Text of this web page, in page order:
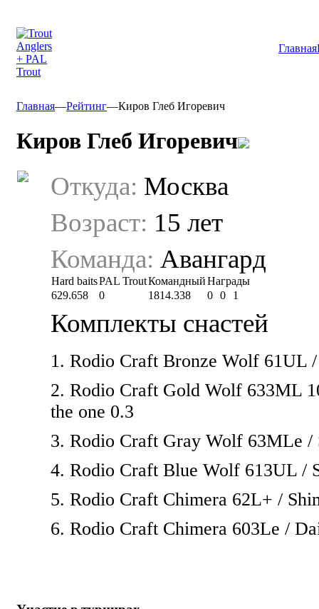
Главная
Главная—Рейтинг—Киров Глеб Игоревич
Киров Глеб Игоревич
Откуда: Москва
Возраст: 15 лет
Команда: Авангард
Hard baitsPAL TroutКомандныйНаграды
629.658
0 1814.338 0 0 1
Комплекты снастей
1. Rodio Craft Bronze Wolf 61UL
2. Rodio Craft Gold Wolf 633ML
the one 0.3
3. Rodio Craft Gray Wolf 63MLe /
4. Rodio Craft Blue Wolf 613UL /
5. Rodio Craft Chimera 62L+ /
6. Rodio Craft Chimera 603Le /